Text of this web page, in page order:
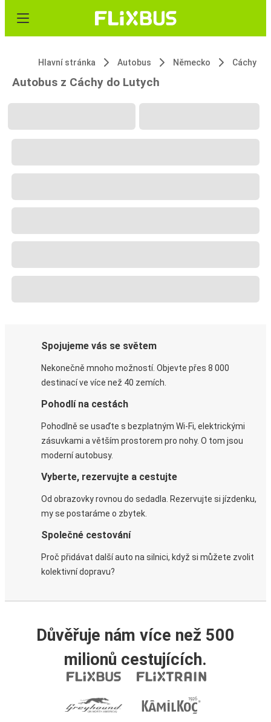
Hlavní stránka Autobus Německo Cáchy
Autobus z Cáchy do Lutych
Spojujeme vás se světem
Nekonečně mnoho možností. Objevte přes 8 000
destinací ve více než 40 zemích.
Pohodlí na cestách
Pohodlně se usaďte s bezplatným Wi-Fi, elektrickými
zásuvkami a větším prostorem pro nohy. O tom jsou
moderní autobusy.
Vyberte, rezervujte a cestujte
Od obrazovky rovnou do sedadla. Rezervujte si jízdenku,
my se postaráme o zbytek.
Společné cestování
Proč přidávat další auto na silnici, když si můžete zvolit
kolektivní dopravu?
Důvěřuje nám více než 500
milionů cestujících.